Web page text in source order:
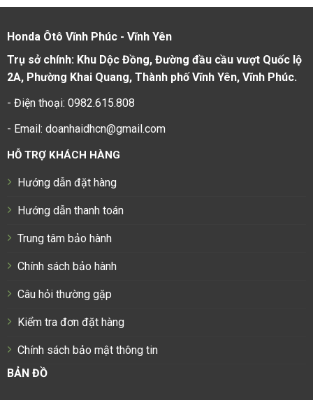
Honda Ôtô Vĩnh Phúc - Vĩnh Yên
Trụ sở chính: Khu Dộc Đồng, Đường đầu cầu vượt Quốc lộ
2A, Phường Khai Quang, Thành phố Vĩnh Yên, Vĩnh Phúc.
- Điện thoại: 0982.615.808
- Email: doanhaidhcn@gmail.com
HỖ TRỢ KHÁCH HÀNG
Hướng dẫn đặt hàng
Hướng dẫn thanh toán
Trung tâm bảo hành
Chính sách bảo hành
Câu hỏi thường gặp
Kiểm tra đơn đặt hàng
Chính sách bảo mật thông tin
BẢN ĐỒ